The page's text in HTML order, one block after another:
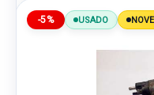
-5% USADO